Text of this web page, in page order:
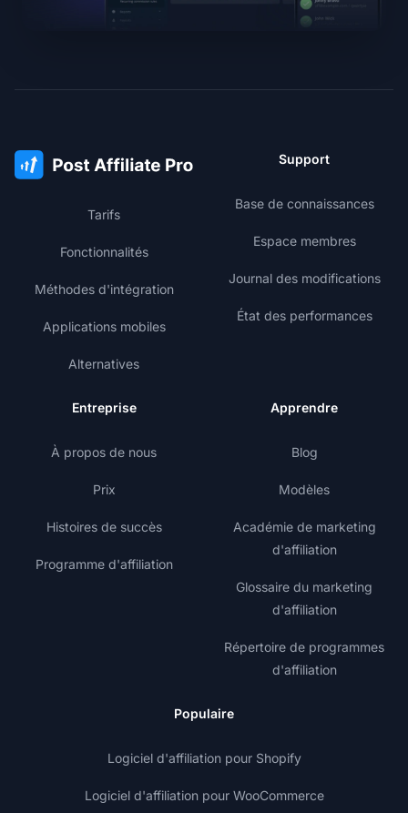
Tarifs
Fonctionnalités
Méthodes d'intégration
Applications mobiles
Alternatives
Support
Base de connaissances
Espace membres
Journal des modifications
État des performances
Entreprise
À propos de nous
Prix
Histoires de succès
Programme d'affiliation
Apprendre
Blog
Modèles
Académie de marketing
d'affiliation
Glossaire du marketing
d'affiliation
Répertoire de programmes
d'affiliation
Populaire
Logiciel d'affiliation pour Shopify
Logiciel d'affiliation pour WooCommerce